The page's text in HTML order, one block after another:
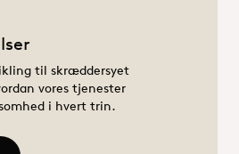
til skræddersyet
vores tjenester
i hvert trin.